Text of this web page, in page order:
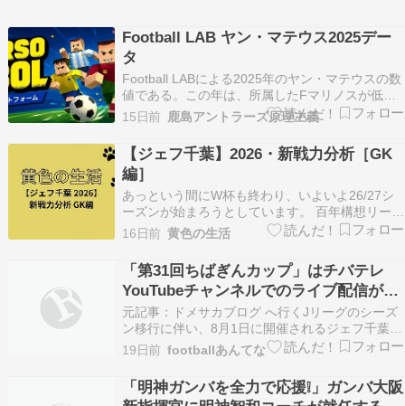
Football LAB ヤン・マテウス2025デー
タ
Football LABによる2025年のヤン・マテウスの数
値である。この年は、所属したFマリノスが低迷
したこともあり、凡庸なアタッカーのように見え
る。しかしながら、2024年シーズン、2023年シ
ーズンの数値を見ると、反則級助っ人であったこ
とがよく分かる。「Playing St…
15日前 鹿島アントラーズ原理主義
【ジェフ千葉】2026・新戦力分析［GK
編］
あっという間にW杯も終わり、いよいよ26/27シ
ーズンが始まろうとしています。 百年構想リーグ
では多くの課題が浮き彫りとなった我が軍です
が、このオフ期間に新加入選手も加わりどこまで
戦っていくことができるのか、今は楽しみと不安
が半々といった所でしょうか。 改めて新シーズン
を戦うジ…
16日前 黄色の生活
「第31回ちばぎんカップ」はチバテレ
YouTubeチャンネルでのライブ配信が決
定！8月1日(土)19時キックオフ
元記事：ドメサカブログ へ行くJリーグのシーズ
ン移行に伴い、8月1日に開催されるジェフ千葉対
柏レイソルのプレシーズンマッチ「ちばぎんカッ
プ」。 これが今年2度目の開催で、初のナイトマ
ッチとなります。 関連記事： 今年2度目となる
「ちばぎんカップ」が8 […] The post 「…
19日前 footballあんてな
「明神ガンバを全力で応援❕」ガンバ大阪